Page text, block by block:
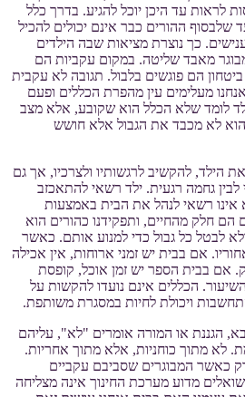
לראות עד היכן יוכל להגיע. בדרך כלל
שלבסוף ההורים כבר אינם יכולים להכיל
כך נוצרת מציאות שבה הילדים
מאבד שליטה. במקום עקביות הם
הם פוגשים בלבול. תגובה לא עקבית
מעלימים עין מהפרת הכללים ופעם
לומד שלא הכלל הוא שקובע, אלא מצב
לא מכבד את הגבול אלא חושש
הילד, להקשיב לרגשותיו ולצרכיו, אך גם
לבין גחמה רגעית. ילד רשאי להתאכזב
רשאי לנהל את הבית באמצעות
חלק מהחיים, ותפקידנו כהורים הוא
לבטל כל גבול כדי למנוע אותם. כאשר
אם בבית יש זמני ארוחות, אין אכילה
אם בבית הספר יש זמן אוכל, קופסת
הכללים אינם נועדו להקשות על
ויכולת לחיות במסגרת משותפת.
הגננת או המורה אומרים "לא", עליהם
לא מתוך כוחניות, אלא מתוך אחריות.
רק כאשר המבוגרים שסביבם עקביים
מדוע מערכת החינוך אינה מצליחה